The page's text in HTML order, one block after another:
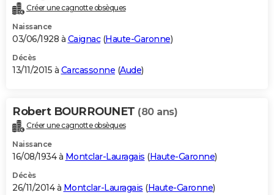
Créer une cagnotte obsèques
Naissance
03/06/1928 à Caignac(Haute-Garonne)
Décès
13/11/2015 à Carcassonne (Aude)
Robert BOURROUNET (80 ans)
Créer une cagnotte obsèques
Naissance
16/08/1934 à Montclar-Lauragais (Haute-Garonne)
Décès
26/11/2014 à Montclar-Lauragais (Haute-Garonne)